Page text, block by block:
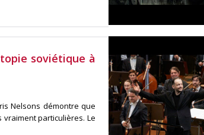
soviétique à
Nelsons démontre que
particulières. Le